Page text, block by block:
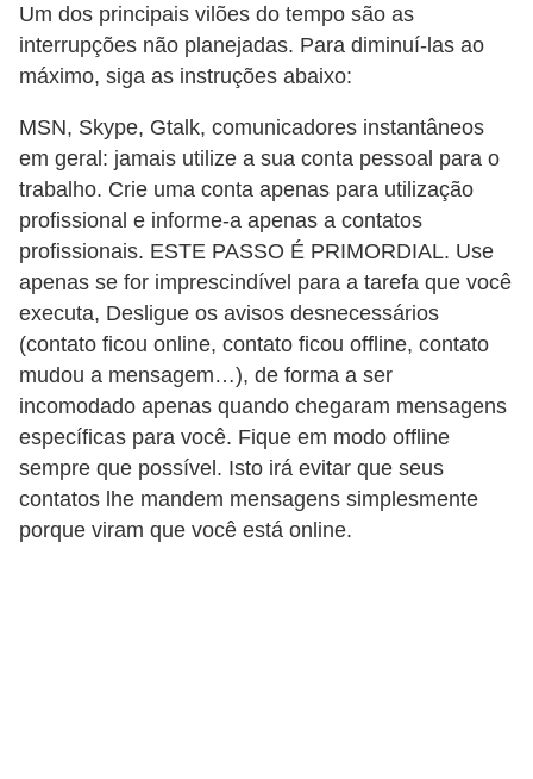
Um dos principais vilões do tempo são as
interrupções não planejadas. Para diminuí-las ao
máximo, siga as instruções abaixo:
MSN, Skype, Gtalk, comunicadores instantâneos
em geral: jamais utilize a sua conta pessoal para o
trabalho. Crie uma conta apenas para utilização
profissional e informe-a apenas a contatos
profissionais. ESTE PASSO É PRIMORDIAL. Use
apenas se for imprescindível para a tarefa que você
executa, Desligue os avisos desnecessários
(contato ficou online, contato ficou offline, contato
mudou a mensagem…), de forma a ser
incomodado apenas quando chegaram mensagens
específicas para você. Fique em modo offline
sempre que possível. Isto irá evitar que seus
contatos lhe mandem mensagens simplesmente
porque viram que você está online.
e
g
a
n
i
z
a
ç
ã
o
V
í
d